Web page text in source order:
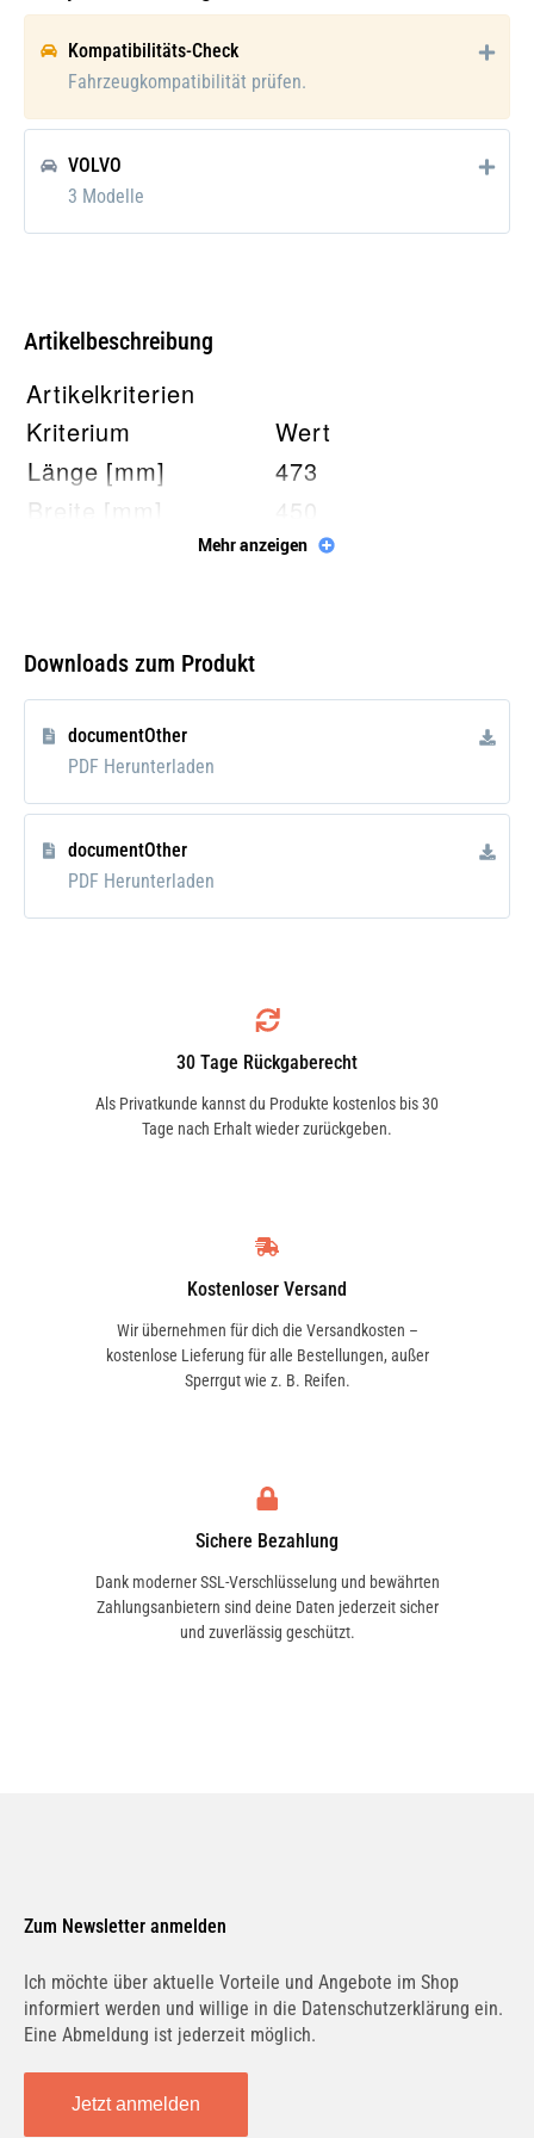
Verpackungsbreite [cm]:
Verpackungshöhe [cm]: 12
Gewicht [kg]: 3,5
Verpackungshöhe:
Kompatibilitäts-Check
Fahrzeugkompatibilität prüfen.
VOLVO
3 Modelle
Artikelbeschreibung
Artikelkriterien
Kriterium
Wert
Länge [mm]
473
Breite [mm]
450
56
Ausstattungsvariante
Material
Aluminium
verstärkte
Ausführung
Mehr anzeigen
Downloads zum Produkt
documentOther
PDF Herunterladen
documentOther
PDF Herunterladen
30 Tage Rückgaberecht
Als Privatkunde kannst du Produkte kostenlos bis 30
Tage nach Erhalt wieder zurückgeben.
Kostenloser Versand
Wir übernehmen für dich die Versandkosten –
kostenlose Lieferung für alle Bestellungen, außer
Sperrgut wie z. B. Reifen.
Sichere Bezahlung
Dank moderner SSL-Verschlüsselung und bewährten
Zahlungsanbietern sind deine Daten jederzeit sicher
und zuverlässig geschützt.
Zum Newsletter anmelden
Ich möchte über aktuelle Vorteile und Angebote im Shop
informiert werden und willige in die Datenschutzerklärung ein.
Eine Abmeldung ist jederzeit möglich.
Jetzt anmelden